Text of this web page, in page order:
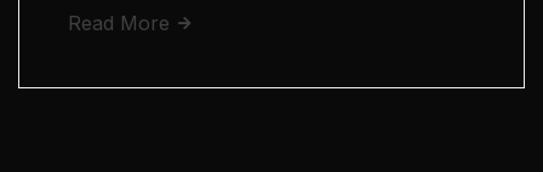
Read More